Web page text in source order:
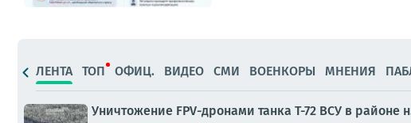
ЛЕНТА ТОП ОФИЦ. ВИДЕО СМИ ВОЕНКОРЫ МНЕНИЯ
Уничтожение FPV-дронами танка Т-72 ВСУ в районе